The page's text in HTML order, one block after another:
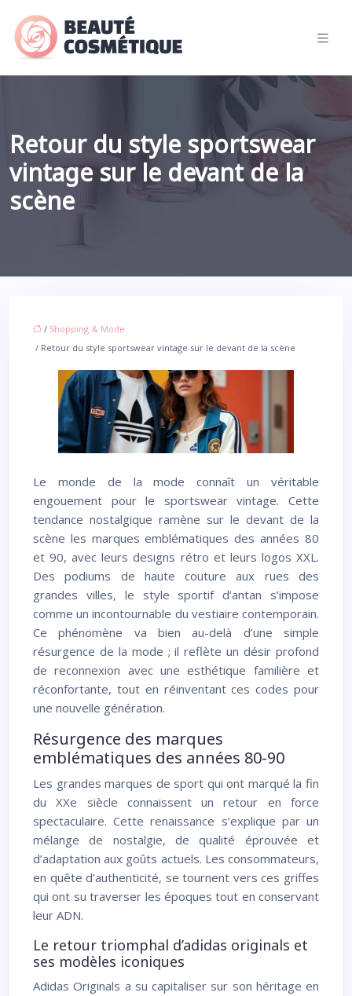
Retour du style sportswear
vintage sur le devant de la
scène
/ Shopping & Mode
/ Retour du style sportswear vintage sur le devant de la scène
Le monde de la mode connaît un véritable
engouement pour le sportswear vintage. Cette
tendance nostalgique ramène sur le devant de la
scène les marques emblématiques des années 80
et 90, avec leurs designs rétro et leurs logos XXL.
Des podiums de haute couture aux rues des
grandes villes, le style sportif d’antan s’impose
comme un incontournable du vestiaire contemporain.
Ce phénomène va bien au-delà d’une simple
résurgence de la mode ; il reflète un désir profond
de reconnexion avec une esthétique familière et
réconfortante, tout en réinventant ces codes pour
une nouvelle génération.
Résurgence des marques
emblématiques des années 80-90
Les grandes marques de sport qui ont marqué la fin
du XXe siècle connaissent un retour en force
spectaculaire. Cette renaissance s’explique par un
mélange de nostalgie, de qualité éprouvée et
d’adaptation aux goûts actuels. Les consommateurs,
en quête d’authenticité, se tournent vers ces griffes
qui ont su traverser les époques tout en conservant
leur ADN.
Le retour triomphal d’adidas originals et
ses modèles iconiques
Adidas Originals a su capitaliser sur son héritage en